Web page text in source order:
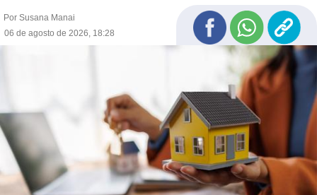
Por Susana Manai
06 de agosto de 2026, 18:28